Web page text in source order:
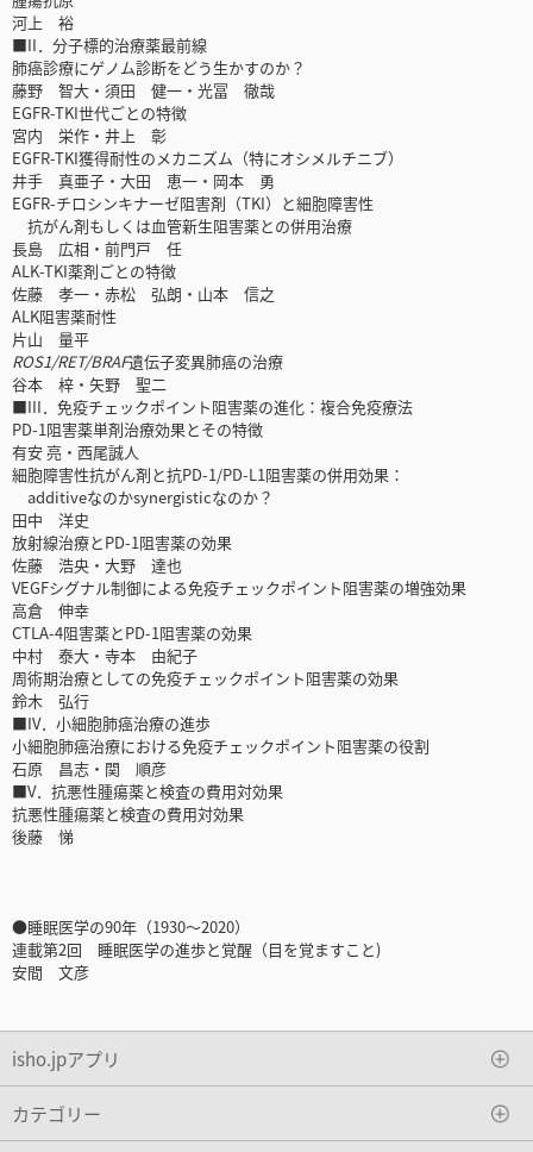
河上 裕
■II．分子標的治療薬最前線
肺癌診療にゲノム診断をどう生かすのか？
藤野 智大・須田 健一・光冨 徹哉
EGFR-TKI世代ごとの特徴
宮内 栄作・井上 彰
EGFR-TKI獲得耐性のメカニズム（特にオシメルチニブ）
井手 真亜子・大田 恵一・岡本 勇
EGFR-チロシンキナーゼ阻害剤（TKI）と細胞障害性
抗がん剤もしくは血管新生阻害薬との併用治療
長島 広相・前門戸 任
ALK-TKI薬剤ごとの特徴
佐藤 孝一・赤松 弘朗・山本 信之
ALK阻害薬耐性
片山 量平
ROS1/RET/BRAF遺伝子変異肺癌の治療
谷本 梓・矢野 聖二
■III．免疫チェックポイント阻害薬の進化：複合免疫療法
PD-1阻害薬単剤治療効果とその特徴
有安 亮・西尾誠人
細胞障害性抗がん剤と抗PD-1/PD-L1阻害薬の併用効果：
additiveなのかsynergisticなのか？
田中 洋史
放射線治療とPD-1阻害薬の効果
佐藤 浩央・大野 達也
VEGFシグナル制御による免疫チェックポイント阻害薬の増強効果
高倉 伸幸
CTLA-4阻害薬とPD-1阻害薬の効果
中村 泰大・寺本 由紀子
周術期治療としての免疫チェックポイント阻害薬の効果
鈴木 弘行
■IV．小細胞肺癌治療の進歩
小細胞肺癌治療における免疫チェックポイント阻害薬の役割
石原 昌志・関 順彦
■V．抗悪性腫瘍薬と検査の費用対効果
抗悪性腫瘍薬と検査の費用対効果
後藤 悌
●睡眠医学の90年（1930～2020）
連載第2回 睡眠医学の進歩と覚醒（目を覚ますこと)
安間 文彦
isho.jpアプリ
カテゴリー